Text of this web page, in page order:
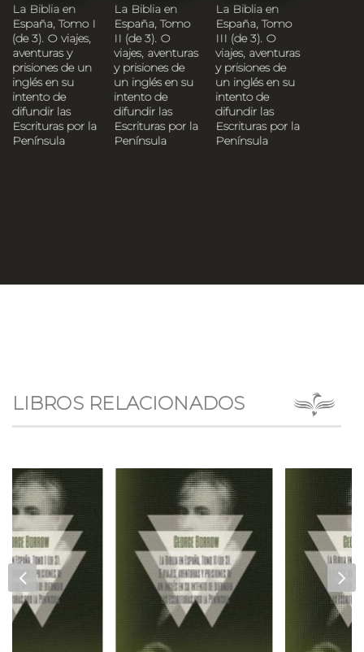
La Biblia en
España, Tomo I
(de 3). O viajes,
aventuras y
prisiones de un
inglés en su
intento de
difundir las
Escrituras por la
Península
La Biblia en
España, Tomo
II (de 3). O
viajes, aventuras
y prisiones de
un inglés en su
intento de
difundir las
Escrituras por la
Península
La Biblia en
España, Tomo
III (de 3). O
viajes, aventuras
y prisiones de
un inglés en su
intento de
difundir las
Escrituras por la
Península
LIBROS RELACIONADOS